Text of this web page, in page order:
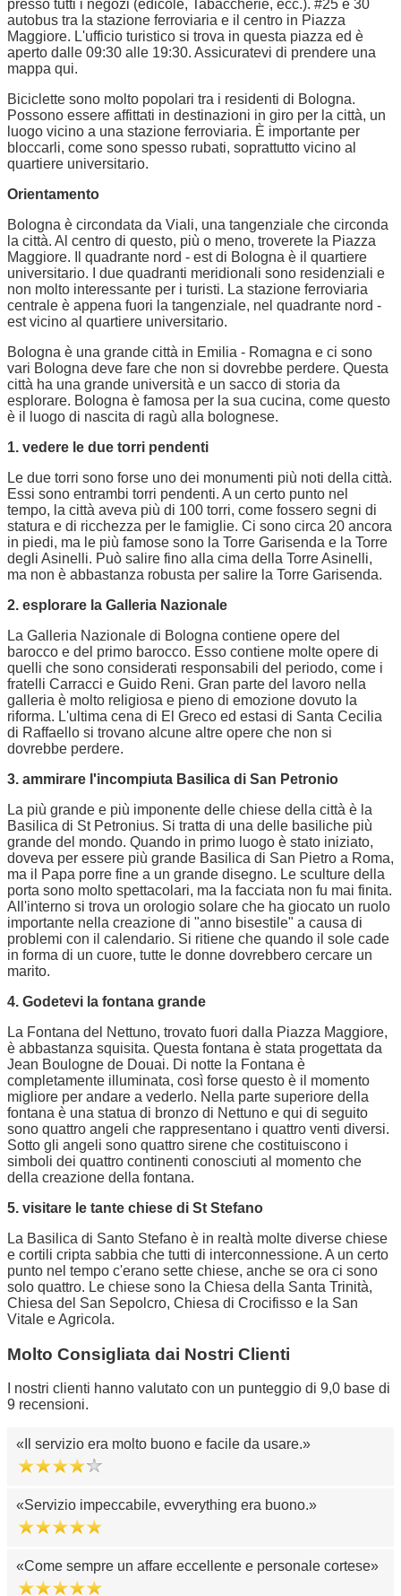
presso tutti i negozi (edicole, Tabaccherie, ecc.). #25 e 30
autobus tra la stazione ferroviaria e il centro in Piazza
Maggiore. L'ufficio turistico si trova in questa piazza ed è
aperto dalle 09:30 alle 19:30. Assicuratevi di prendere una
mappa qui.
Biciclette sono molto popolari tra i residenti di Bologna.
Possono essere affittati in destinazioni in giro per la città, un
luogo vicino a una stazione ferroviaria. È importante per
bloccarli, come sono spesso rubati, soprattutto vicino al
quartiere universitario.
Orientamento
Bologna è circondata da Viali, una tangenziale che circonda
la città. Al centro di questo, più o meno, troverete la Piazza
Maggiore. Il quadrante nord - est di Bologna è il quartiere
universitario. I due quadranti meridionali sono residenziali e
non molto interessante per i turisti. La stazione ferroviaria
centrale è appena fuori la tangenziale, nel quadrante nord -
est vicino al quartiere universitario.
Bologna è una grande città in Emilia - Romagna e ci sono
vari Bologna deve fare che non si dovrebbe perdere. Questa
città ha una grande università e un sacco di storia da
esplorare. Bologna è famosa per la sua cucina, come questo
è il luogo di nascita di ragù alla bolognese.
1. vedere le due torri pendenti
Le due torri sono forse uno dei monumenti più noti della città.
Essi sono entrambi torri pendenti. A un certo punto nel
tempo, la città aveva più di 100 torri, come fossero segni di
statura e di ricchezza per le famiglie. Ci sono circa 20 ancora
in piedi, ma le più famose sono la Torre Garisenda e la Torre
degli Asinelli. Può salire fino alla cima della Torre Asinelli,
ma non è abbastanza robusta per salire la Torre Garisenda.
2. esplorare la Galleria Nazionale
La Galleria Nazionale di Bologna contiene opere del
barocco e del primo barocco. Esso contiene molte opere di
quelli che sono considerati responsabili del periodo, come i
fratelli Carracci e Guido Reni. Gran parte del lavoro nella
galleria è molto religiosa e pieno di emozione dovuto la
riforma. L'ultima cena di El Greco ed estasi di Santa Cecilia
di Raffaello si trovano alcune altre opere che non si
dovrebbe perdere.
3. ammirare l'incompiuta Basilica di San Petronio
La più grande e più imponente delle chiese della città è la
Basilica di St Petronius. Si tratta di una delle basiliche più
grande del mondo. Quando in primo luogo è stato iniziato,
doveva per essere più grande Basilica di San Pietro a Roma,
ma il Papa porre fine a un grande disegno. Le sculture della
porta sono molto spettacolari, ma la facciata non fu mai finita.
All'interno si trova un orologio solare che ha giocato un ruolo
importante nella creazione di "anno bisestile" a causa di
problemi con il calendario. Si ritiene che quando il sole cade
in forma di un cuore, tutte le donne dovrebbero cercare un
marito.
4. Godetevi la fontana grande
La Fontana del Nettuno, trovato fuori dalla Piazza Maggiore,
è abbastanza squisita. Questa fontana è stata progettata da
Jean Boulogne de Douai. Di notte la Fontana è
completamente illuminata, così forse questo è il momento
migliore per andare a vederlo. Nella parte superiore della
fontana è una statua di bronzo di Nettuno e qui di seguito
sono quattro angeli che rappresentano i quattro venti diversi.
Sotto gli angeli sono quattro sirene che costituiscono i
simboli dei quattro continenti conosciuti al momento che
della creazione della fontana.
5. visitare le tante chiese di St Stefano
La Basilica di Santo Stefano è in realtà molte diverse chiese
e cortili cripta sabbia che tutti di interconnessione. A un certo
punto nel tempo c'erano sette chiese, anche se ora ci sono
solo quattro. Le chiese sono la Chiesa della Santa Trinità,
Chiesa del San Sepolcro, Chiesa di Crocifisso e la San
Vitale e Agricola.
Molto Consigliata dai Nostri Clienti
I nostri clienti hanno valutato con un punteggio di 9,0 base di
9 recensioni.
Il servizio era molto buono e facile da usare.
Servizio impeccabile, evverything era buono.
Come sempre un affare eccellente e personale cortese